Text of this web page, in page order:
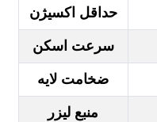
حداقل اکسیژن
سرعت اسکن
ضخامت لایه
منبع لیزر